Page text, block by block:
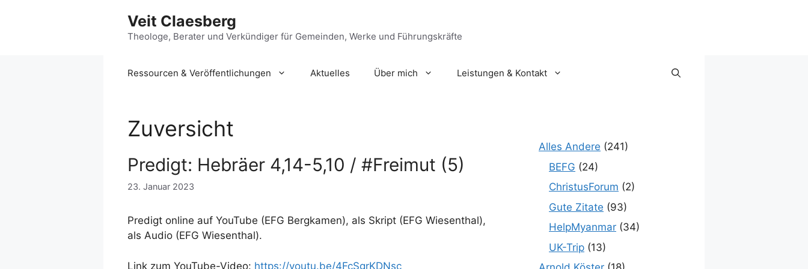
Veit Claesberg
Theologe, Berater und Verkündiger für Gemeinden, Werke und Führungskräfte
Ressourcen & Veröffentlichungen Aktuelles Über mich Leistungen & Kontakt
Zuversicht
Predigt: Hebräer 4,14-5,10 / #Freimut (5)
23. Januar 2023
Predigt online auf YouTube (EFG Bergkamen), als Skript (EFG Wiesenthal),
als Audio (EFG Wiesenthal).
Link zum YouTube-Video: https://youtu.be/4FcSgrKDNsc
Alles Andere (241)
BEFG (24)
ChristusForum (2)
Gute Zitate (93)
HelpMyanmar (34)
UK-Trip (13)